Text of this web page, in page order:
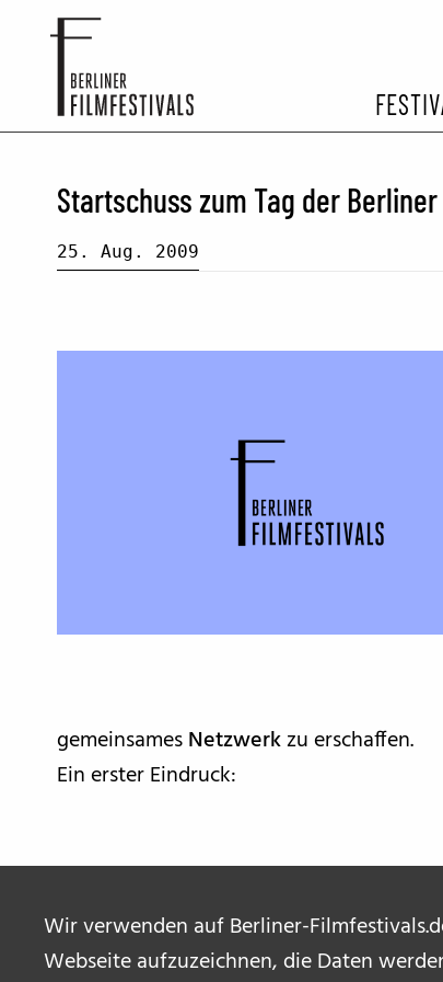
Wir verwenden auf Berliner-
Webseite aufzuzeichnen, die Daten
Startschuss zum Tag der
25. Aug. 2009
gemeinsamesNetzwerkzu erschaffen.
Ein erster Eindruck: